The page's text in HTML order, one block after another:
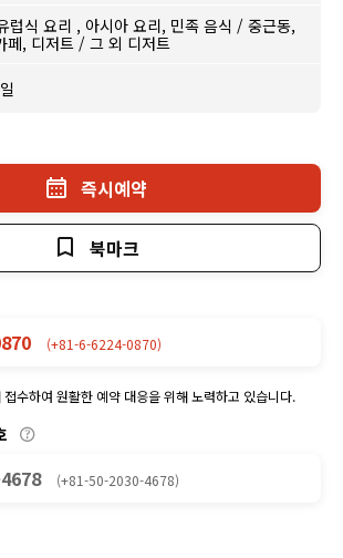
럽식 요리 , 아시아 요리, 민족 음식 / 중근동,
페, 디저트 / 그 외 디저트
즉시예약
북마크
(+81-6-6224-0870)
수하여 원활한 예약 대응을 위해 노력하고 있습니다.
(+81-50-2030-4678)